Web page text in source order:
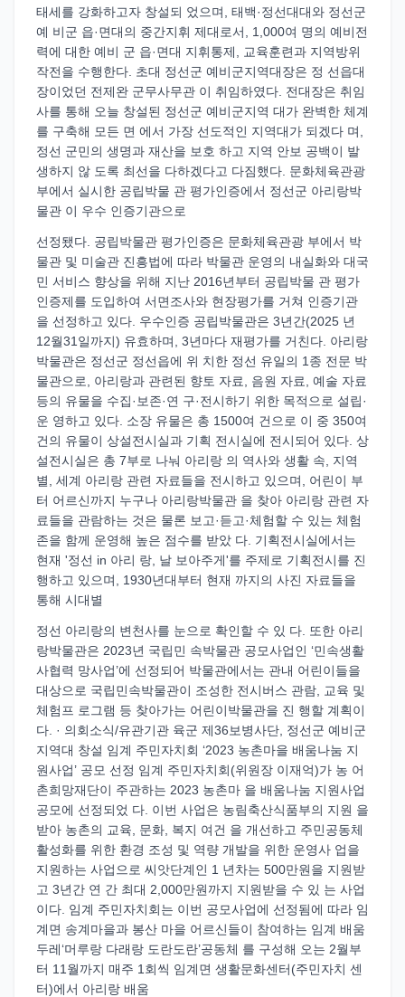
태세를 강화하고자 창설되 었으며, 태백·정선대대와 정선군
예 비군 읍·면대의 중간지휘 제대로서, 1,000여 명의 예비전
력에 대한 예비 군 읍·면대 지휘통제, 교육훈련과 지역방위
작전을 수행한다. 초대 정선군 예비군지역대장은 정 선읍대
장이었던 전제완 군무사무관 이 취임하였다. 전대장은 취임
사를 통해 오늘 창설된 정선군 예비군지역 대가 완벽한 체계
를 구축해 모든 면 에서 가장 선도적인 지역대가 되겠다 며,
정선 군민의 생명과 재산을 보호 하고 지역 안보 공백이 발
생하지 않 도록 최선을 다하겠다고 다짐했다. 문화체육관광
부에서 실시한 공립박물 관 평가인증에서 정선군 아리랑박
물관 이 우수 인증기관으로
선정됐다. 공립박물관 평가인증은 문화체육관광 부에서 박
물관 및 미술관 진흥법에 따라 박물관 운영의 내실화와 대국
민 서비스 향상을 위해 지난 2016년부터 공립박물 관 평가
인증제를 도입하여 서면조사와 현장평가를 거쳐 인증기관
을 선정하고 있다. 우수인증 공립박물관은 3년간(2025 년
12월31일까지) 유효하며, 3년마다 재평가를 거친다. 아리랑
박물관은 정선군 정선읍에 위 치한 정선 유일의 1종 전문 박
물관으로, 아리랑과 관련된 향토 자료, 음원 자료, 예술 자료
등의 유물을 수집·보존·연 구·전시하기 위한 목적으로 설립·
운 영하고 있다. 소장 유물은 총 1500여 건으로 이 중 350여
건의 유물이 상설전시실과 기획 전시실에 전시되어 있다. 상
설전시실은 총 7부로 나눠 아리랑 의 역사와 생활 속, 지역
별, 세계 아리랑 관련 자료들을 전시하고 있으며, 어린이 부
터 어르신까지 누구나 아리랑박물관 을 찾아 아리랑 관련 자
료들을 관람하는 것은 물론 보고·듣고·체험할 수 있는 체험
존을 함께 운영해 높은 점수를 받았 다. 기획전시실에서는
현재 '정선 in 아리 랑, 날 보아주게'를 주제로 기획전시를 진
행하고 있으며, 1930년대부터 현재 까지의 사진 자료들을
통해 시대별
정선 아리랑의 변천사를 눈으로 확인할 수 있 다. 또한 아리
랑박물관은 2023년 국립민 속박물관 공모사업인 ‘민속생활
사협력 망사업’에 선정되어 박물관에서는 관내 어린이들을
대상으로 국립민속박물관이 조성한 전시버스 관람, 교육 및
체험프 로그램 등 찾아가는 어린이박물관을 진 행할 계획이
다. · 의회소식/유관기관 육군 제36보병사단, 정선군 예비군
지역대 창설 임계 주민자치회 ‘2023 농촌마을 배움나눔 지
원사업’ 공모 선정 임계 주민자치회(위원장 이재억)가 농 어
촌희망재단이 주관하는 2023 농촌마 을 배움나눔 지원사업
공모에 선정되었 다. 이번 사업은 농림축산식품부의 지원 을
받아 농촌의 교육, 문화, 복지 여건 을 개선하고 주민공동체
활성화를 위한 환경 조성 및 역량 개발을 위한 운영사 업을
지원하는 사업으로 씨앗단계인 1 년차는 500만원을 지원받
고 3년간 연 간 최대 2,000만원까지 지원받을 수 있 는 사업
이다. 임계 주민자치회는 이번 공모사업에 선정됨에 따라 임
계면 송계마을과 봉산 마을 어르신들이 참여하는 임계 배움
두레‘머루랑 다래랑 도란도란’공동체 를 구성해 오는 2월부
터 11월까지 매주 1회씩 임계면 생활문화센터(주민자치 센
터)에서 아리랑 배움